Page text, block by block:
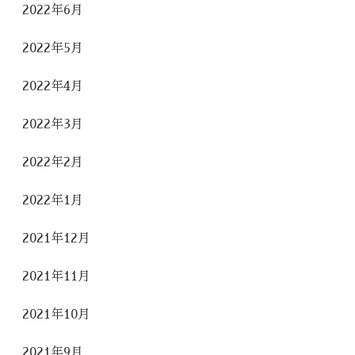
2022年6月
2022年5月
2022年4月
2022年3月
2022年2月
2022年1月
2021年12月
2021年11月
2021年10月